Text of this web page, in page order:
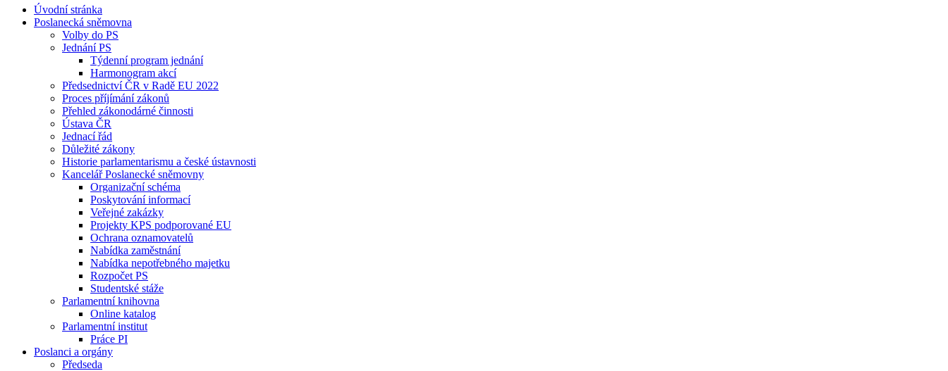
Úvodní stránka
Poslanecká sněmovna
Volby do PS
Jednání PS
Týdenní program jednání
Harmonogram akcí
Předsednictví ČR v Radě EU 2022
Proces příjímání zákonů
Přehled zákonodárné činnosti
Ústava ČR
Jednací řád
Důležité zákony
Historie parlamentarismu a české ústavnosti
Kancelář Poslanecké sněmovny
Organizační schéma
Poskytování informací
Veřejné zakázky
Projekty KPS podporované EU
Ochrana oznamovatelů
Nabídka zaměstnání
Nabídka nepotřebného majetku
Rozpočet PS
Studentské stáže
Parlamentní knihovna
Online katalog
Parlamentní institut
Práce PI
Poslanci a orgány
Předseda